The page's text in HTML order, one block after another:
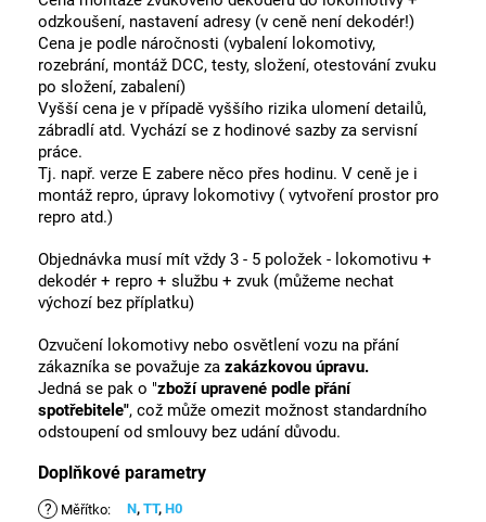
odzkoušení, nastavení adresy (v ceně není dekodér!)
Cena je podle náročnosti (vybalení lokomotivy,
rozebrání, montáž DCC, testy, složení, otestování zvuku
po složení, zabalení)
Vyšší cena je v případě vyššího rizika ulomení detailů,
zábradlí atd. Vychází se z hodinové sazby za servisní
práce.
Tj. např. verze E zabere něco přes hodinu. V ceně je i
montáž repro, úpravy lokomotivy ( vytvoření prostor pro
repro atd.)
Objednávka musí mít vždy 3 - 5 položek - lokomotivu +
dekodér + repro + službu + zvuk (můžeme nechat
výchozí bez příplatku)
Ozvučení lokomotivy nebo osvětlení vozu na přání
zákazníka se považuje za zakázkovou úpravu.
Jedná se pak o "zboží upravené podle přání
spotřebitele", což může omezit možnost standardního
odstoupení od smlouvy bez udání důvodu.
Doplňkové parametry
? Měřítko: N, TT, H0